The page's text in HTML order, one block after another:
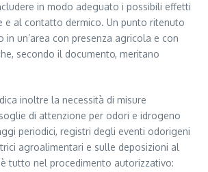
in modo adeguato i possibili effetti
e al contatto dermico. Un punto ritenuto
un’area con presenza agricola e con
secondo il documento, meritano
inoltre la necessità di misure
di attenzione per odori e idrogeno
periodici, registri degli eventi odorigeni
agroalimentari e sulle deposizioni al
tutto nel procedimento autorizzativo: